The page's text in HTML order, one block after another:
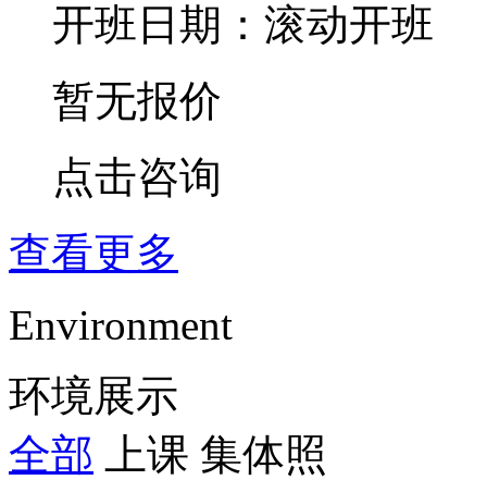
开班日期：滚动开班
暂无报价
点击咨询
查看更多
Environment
环境展示
全部
上课 集体照